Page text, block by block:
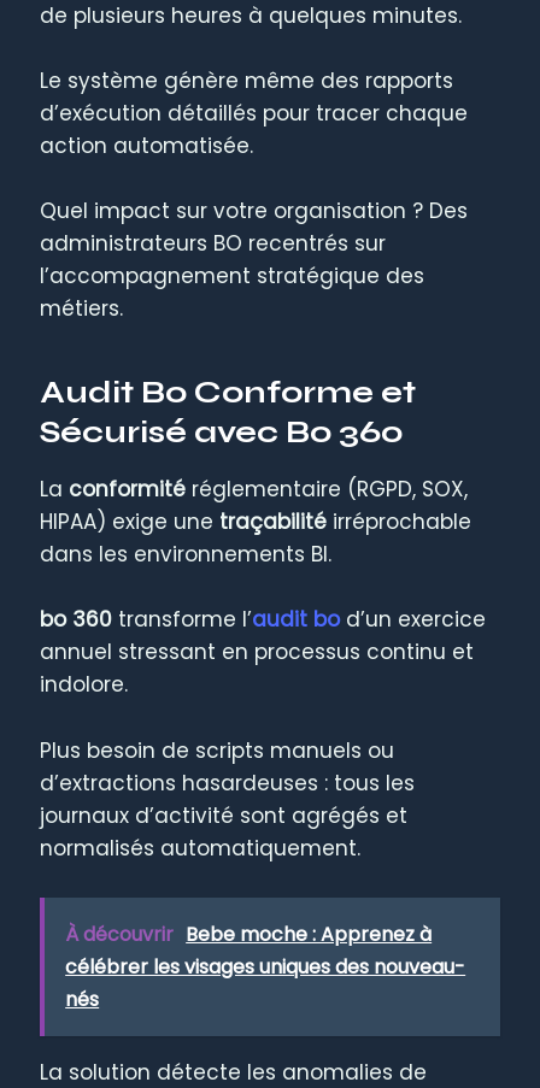
de plusieurs heures à quelques minutes.
Le système génère même des rapports
d’exécution détaillés pour tracer chaque
action automatisée.
Quel impact sur votre organisation ? Des
administrateurs BO recentrés sur
l’accompagnement stratégique des
métiers.
Audit Bo Conforme et
Sécurisé avec Bo 360
La conformité réglementaire (RGPD, SOX,
HIPAA) exige une traçabilité irréprochable
dans les environnements BI.
bo 360 transforme l’audit bod’un exercice
annuel stressant en processus continu et
indolore.
Plus besoin de scripts manuels ou
d’extractions hasardeuses : tous les
journaux d’activité sont agrégés et
normalisés automatiquement.
À découvrir Bebe moche : Apprenez à
célébrer les visages uniques des nouveau-
nés
La solution détecte les anomalies de